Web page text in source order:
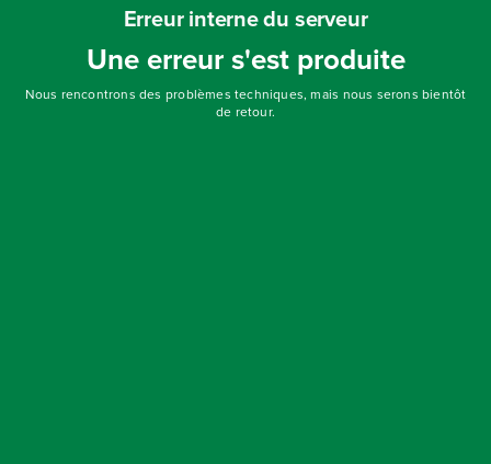
Erreur interne du serveur
Une erreur s'est produite
Nous rencontrons des problèmes techniques, mais nous serons bientôt
de retour.